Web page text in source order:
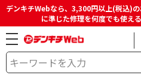
デンキチWebなら、3,300円以上(税込)
に準じた修理を何度でも使え